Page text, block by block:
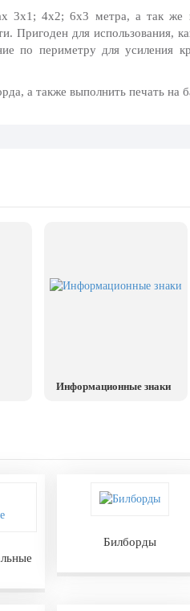
3х1; 4х2; 6х3 метра, а так же
Пригоден для использования,
по периметру для усиления
а также выполнить печать на
Информационные знаки
Билборды